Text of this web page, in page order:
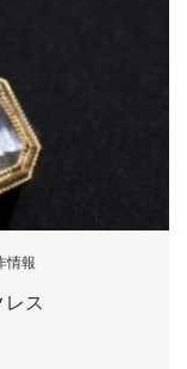
情報
レス